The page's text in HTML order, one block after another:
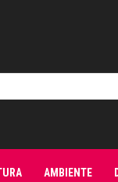
AMBIENTE